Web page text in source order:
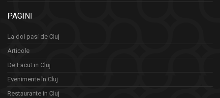
PAGINI
La doi pasi de Cluj
Articole
De Facut in Cluj
Evenimente în Cluj
Restaurante in Cluj